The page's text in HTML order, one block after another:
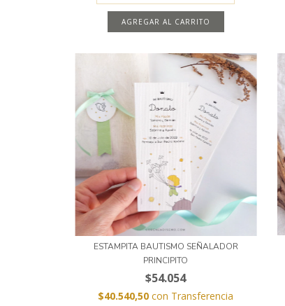
AGREGAR AL CARRITO
ESTAMPITA BAUTISMO SEÑALADOR
PRINCIPITO
$54.054
$40.540,50con Transferencia